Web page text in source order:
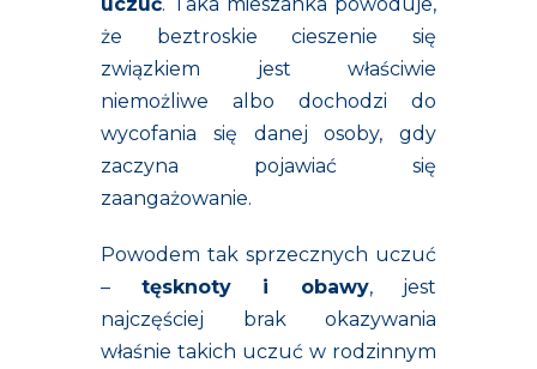
że beztroskie cieszenie się
związkiem jest właściwie
niemożliwe albo dochodzi do
wycofania się danej osoby, gdy
zaczyna pojawiać się
zaangażowanie.
Powodem tak sprzecznych uczuć
– tęsknoty i obawy, jest
najczęściej brak okazywania
właśnie takich uczuć w rodzinnym